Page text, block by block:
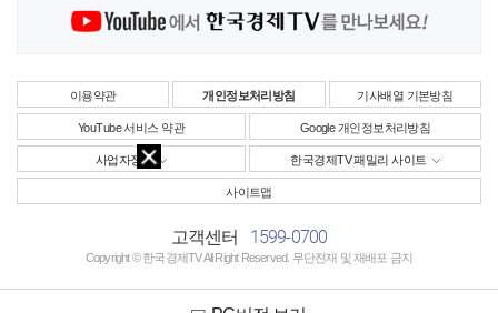
YouTube 서비스 약관 Google 개인정보처리방침
사이트맵